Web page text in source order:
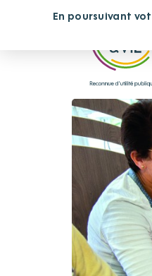
En poursuivant